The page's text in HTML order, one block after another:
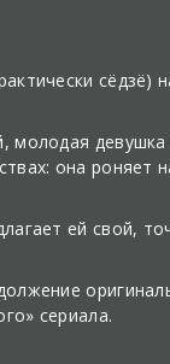
молодая
она роняет
ей свой,
сериала.